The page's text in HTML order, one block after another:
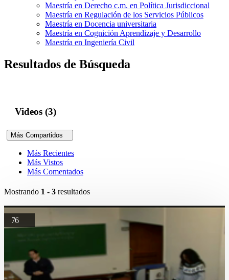
Maestría en Derecho c.m. en Política Jurisdiccional
Maestría en Regulación de los Servicios Públicos
Maestría en Docencia universitaria
Maestría en Cognición Aprendizaje y Desarrollo
Maestría en Ingeniería Civil
Resultados de Búsqueda
Videos (3)
Más Compartidos
Más Recientes
Más Vistos
Más Comentados
Mostrando 1 - 3 resultados
76